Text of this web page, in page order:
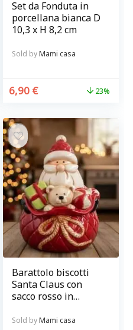
Set da Fonduta in
porcellana bianca D
10,3 x H 8,2 cm
Sold byMami casa
6,90 € 23%
Barattolo biscotti
Santa Claus con
sacco rosso in
Sold byMami casa